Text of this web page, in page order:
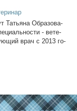
Та­тья­на Об­ра­зо­ва­
- ве­те­
врач с 2013 го­